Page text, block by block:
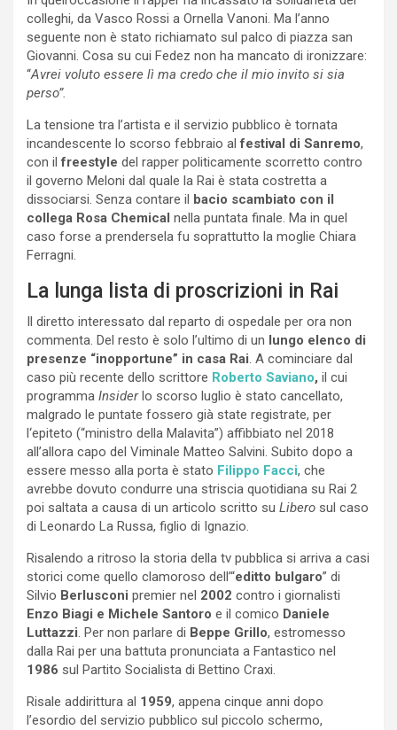
colleghi, da Vasco Rossi a Ornella Vanoni. Ma l’anno
seguente non è stato richiamato sul palco di piazza san
Giovanni. Cosa su cui Fedez non ha mancato di ironizzare:
“Avrei voluto essere lì ma credo che il mio invito si sia
perso”.
La tensione tra l’artista e il servizio pubblico è tornata
incandescente lo scorso febbraio alfestival di Sanremo,
con ilfreestyle del rapper politicamente scorretto contro
il governo Meloni dal quale la Rai è stata costretta a
dissociarsi. Senza contare il
bacio scambiato con il
collega Rosa Chemical nella puntata finale. Ma in quel
caso forse a prendersela fu soprattutto la moglie Chiara
Ferragni.
La lunga lista di proscrizioni in Rai
Il diretto interessato dal reparto di ospedale per ora non
commenta. Del resto è solo l’ultimo di un lungo elenco di
presenze “inopportune” in casa Rai. A cominciare dal
caso più recente dello scrittore Roberto Saviano, il cui
programma Insiderlo scorso luglio è stato cancellato,
malgrado le puntate fossero già state registrate, per
l‘epiteto (“ministro della Malavita”) affibbiato nel 2018
all’allora capo del Viminale Matteo Salvini. Subito dopo a
essere messo alla porta è stato Filippo Facci, che
avrebbe dovuto condurre una striscia quotidiana su Rai 2
poi saltata a causa di un articolo scritto su Libero sul caso
di Leonardo La Russa, figlio di Ignazio.
Risalendo a ritroso la storia della tv pubblica si arriva a casi
storici come quello clamoroso dell’“editto bulgaro” di
Silvio Berlusconi premier nel 2002 contro i giornalisti
Enzo Biagi e Michele Santoro e il comico Daniele
Luttazzi. Per non parlare di Beppe Grillo, estromesso
dalla Rai per una battuta pronunciata a Fantastico nel
1986 sul Partito Socialista di Bettino Craxi.
Risale addirittura al 1959, appena cinque anni dopo
l’esordio del servizio pubblico sul piccolo schermo,